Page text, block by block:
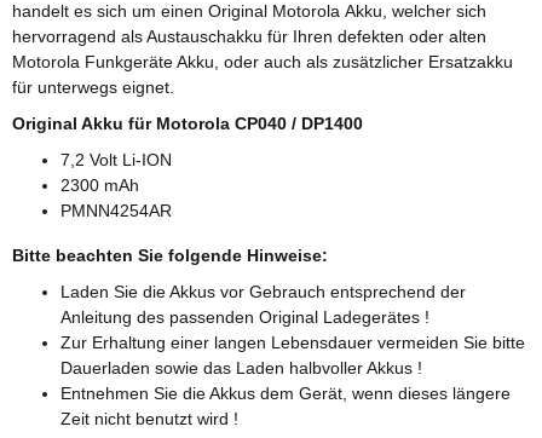
handelt es sich um einen Original Motorola Akku, welcher sich
hervorragend als Austauschakku für Ihren defekten oder alten
Motorola Funkgeräte Akku, oder auch als zusätzlicher Ersatzakku
für unterwegs eignet.
Original Akku für Motorola CP040 / DP1400
7,2 Volt Li-ION
2300 mAh
PMNN4254AR
Bitte beachten Sie folgende Hinweise:
Laden Sie die Akkus vor Gebrauch entsprechend der
Anleitung des passenden Original Ladegerätes !
Zur Erhaltung einer langen Lebensdauer vermeiden Sie bitte
Dauerladen sowie das Laden halbvoller Akkus !
Entnehmen Sie die Akkus dem Gerät, wenn dieses längere
Zeit nicht benutzt wird !